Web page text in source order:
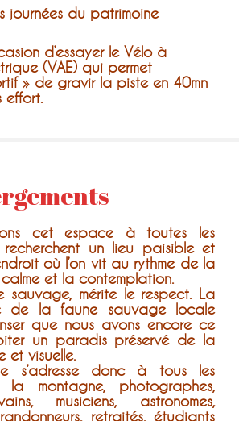
journées du patrimoine
d’essayer le Vélo à
(VAE) qui permet
» de gravir la piste en 40mn
effort.
cet espace à toutes les
recherchent un lieu paisible et
où l’on vit au rythme de la
et la contemplation.
sauvage, mérite le respect. La
de la faune sauvage locale
que nous avons encore ce
un paradis préservé de la
et visuelle.
s’adresse donc à tous les
la montagne, photographes,
musiciens, astronomes,
retraités, étudiants